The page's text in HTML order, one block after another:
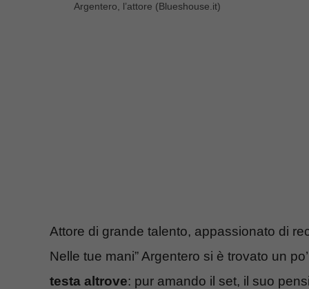
Argentero, l’attore (Blueshouse.it)
Attore di grande talento, appassionato di
Nelle tue mani” Argentero si è trovato un
testa altrove: pur amando il set, il suo